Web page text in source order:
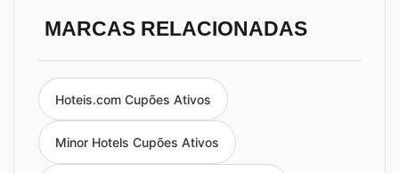
MARCAS RELACIONADAS
Hoteis.com Cupões Ativos
Minor Hotels Cupões Ativos